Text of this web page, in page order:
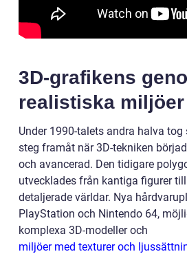
3D-grafikens
realistiska miljöer
Under 1990-talets andra halva
steg framåt när 3D-tekniken
och avancerad. Den tidigare
utvecklades från kantiga figurer
detaljerade världar. Nya
PlayStation och Nintendo 64,
komplexa 3D-modeller och
miljöer med texturer och